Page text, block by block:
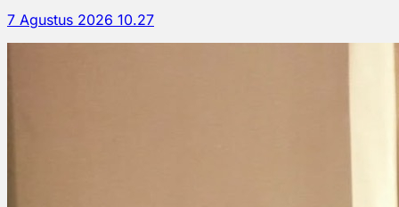
7 Agustus 2026 10.27